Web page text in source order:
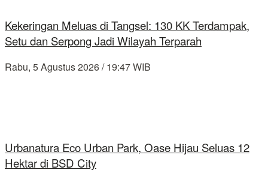
Kekeringan Meluas di Tangsel: 130 KK Terdampak,
Setu dan Serpong Jadi Wilayah Terparah
Rabu, 5 Agustus 2026 / 19:47 WIB
Urbanatura Eco Urban Park, Oase Hijau Seluas 12
Hektar di BSD City